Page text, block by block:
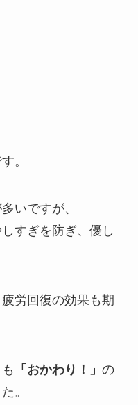
。
いですが、
すぎを防ぎ、優し
労回復の効果も期
「おかわり！」 の
。